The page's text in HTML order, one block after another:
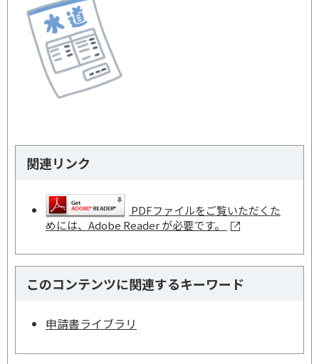
関連リンク
PDFファイルをご覧いただくた
めには、Adobe Reader が必要です。
このコンテンツに関連するキーワード
申請書ライブラリ